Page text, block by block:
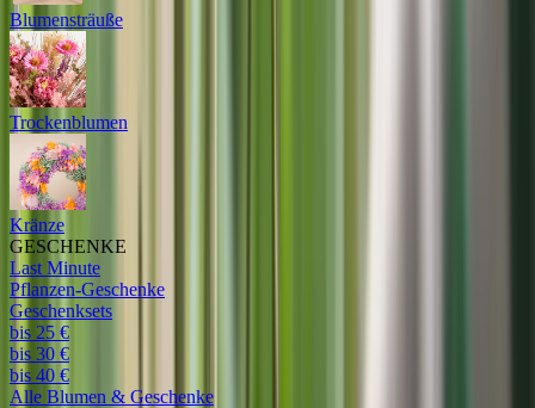
Blumensträuße
Trockenblumen
Kränze
GESCHENKE
Last Minute
Pflanzen-Geschenke
Geschenksets
bis 25 €
bis 30 €
bis 40 €
Alle Blumen & Geschenke